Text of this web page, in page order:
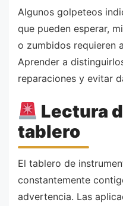
Algunos golpeteos
que pueden esperar,
o zumbidos requieren
Aprender a
reparaciones y evitar
Lectura
tablero
El tablero de
constantemente
advertencia. Las